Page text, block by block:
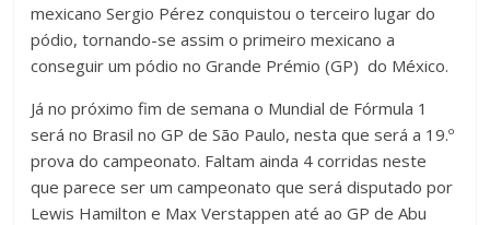
mexicano Sergio Pérez conquistou o terceiro lugar do
pódio, tornando-se assim o primeiro mexicano a
conseguir um pódio no Grande Prémio (GP) do México.
Já no próximo fim de semana o Mundial de Fórmula 1
será no Brasil no GP de São Paulo, nesta que será a 19.º
prova do campeonato. Faltam ainda 4 corridas neste
que parece ser um campeonato que será disputado por
Lewis Hamilton e Max Verstappen até ao GP de Abu